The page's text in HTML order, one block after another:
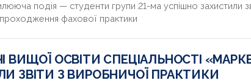
подія — студенти групи 21-ма успішно захистили
фахової практики
ВИЩОЇ ОСВІТИ СПЕЦІАЛЬНОСТІ
ЗВІТИ З ВИРОБНИЧОЇ ПРАКТИКИ